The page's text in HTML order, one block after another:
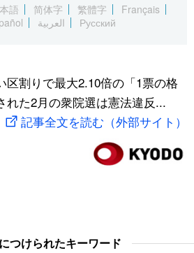
Русский
語 简体字 繁體字
Français
العربية Русский
区割りで最大2.10倍の「1票の格
れた2月の衆院選は憲法違反...
記事全文を読む（外部サイト）
つけられたキーワード